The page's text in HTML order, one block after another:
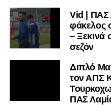
μαθαίνετε σε χρόνο dt όλα
Vid | ΠΑΣ
φάκελος
– Ξεκινά
σεζόν
Διπλό
τον ΑΠΣ
ΠΑΣ